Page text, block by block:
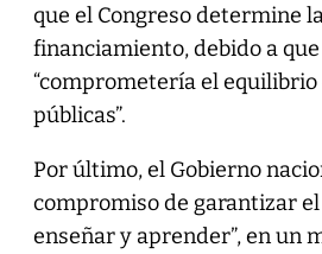
que el Congreso determine
financiamiento, debido a
“comprometería el equilibrio
públicas”.
Por último, el Gobierno
compromiso de garantizar
enseñar y aprender”, en un